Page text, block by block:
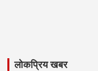
लोकप्रिय खबर